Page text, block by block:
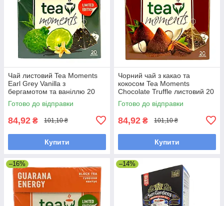
Чай листовий Tea Moments
Earl Grey Vanilla з
бергамотом та ваніллю 20
пірамідок
Готово до відправки
84,92 ₴ 101,10 ₴
Купити
Чорний чай з какао та
кокосом Tea Moments
Chocolate Truffle листовий 20
пірамідок
Готово до відправки
84,92 ₴ 101,10 ₴
Купити
–16% –14%